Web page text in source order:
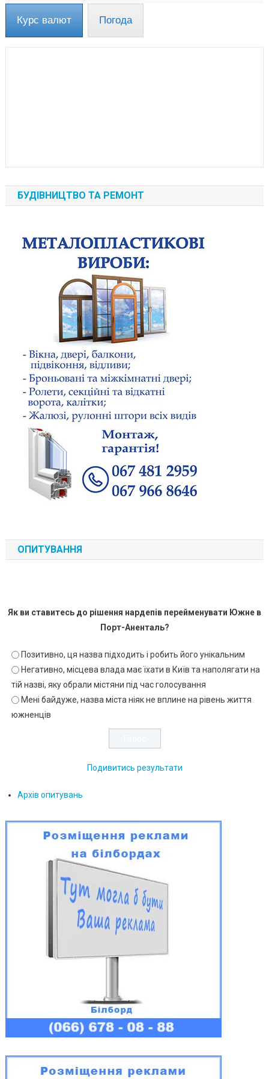
Курс валют Погода
БУДІВНИЦТВО ТА РЕМОНТ
ОПИТУВАННЯ
Як ви ставитесь до рішення нардепів перейменувати Южне в
Порт-Аненталь?
Позитивно, ця назва підходить і робить його унікальним
Негативно, місцева влада має їхати в Київ та наполягати на
тій назві, яку обрали містяни під час голосування
Мені байдуже, назва міста ніяк не вплине на рівень життя
южненців
Подивитись результати
Архів опитувань